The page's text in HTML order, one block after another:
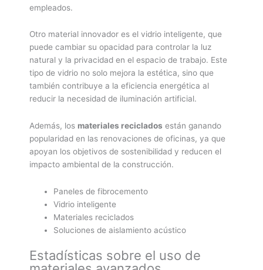
empleados.
Otro material innovador es el vidrio inteligente, que
puede cambiar su opacidad para controlar la luz
natural y la privacidad en el espacio de trabajo. Este
tipo de vidrio no solo mejora la estética, sino que
también contribuye a la eficiencia energética al
reducir la necesidad de iluminación artificial.
Además, los materiales reciclados están ganando
popularidad en las renovaciones de oficinas, ya que
apoyan los objetivos de sostenibilidad y reducen el
impacto ambiental de la construcción.
Paneles de fibrocemento
Vidrio inteligente
Materiales reciclados
Soluciones de aislamiento acústico
Estadísticas sobre el uso de